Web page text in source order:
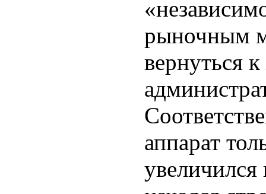
рыночным
вернуться
аппарат